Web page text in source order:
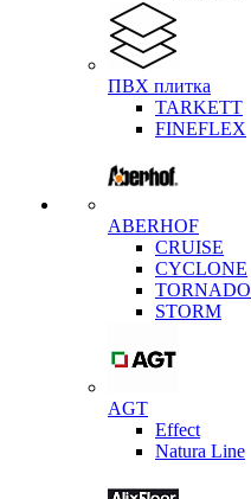
ПВХ плитка
TARKETT
FINEFLEX
ABERHOF
CRUISE
CYCLONE
TORNADO
STORM
AGT
Effect
Natura Line